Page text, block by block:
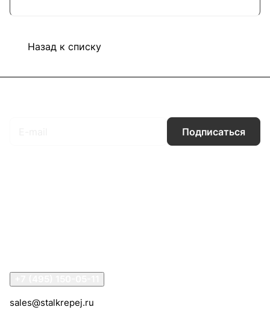
Назад к списку
Подписаться
sales@stalkrepej.ru